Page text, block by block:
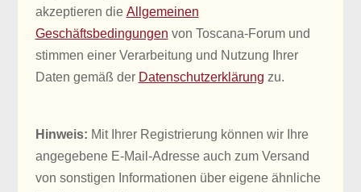
akzeptieren die Allgemeinen
Geschäftsbedingungen von Toscana-Forum und
stimmen einer Verarbeitung und Nutzung Ihrer
Daten gemäß der Datenschutzerklärung zu.
Hinweis: Mit Ihrer Registrierung können wir Ihre
angegebene E-Mail-Adresse auch zum Versand
von sonstigen Informationen über eigene ähnliche